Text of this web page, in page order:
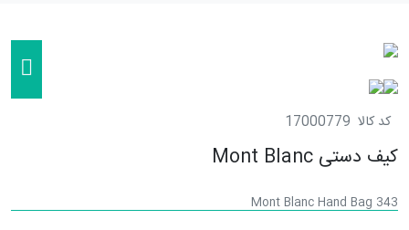
کد کالا 17000779
کیف دستی Mont Blanc
Mont Blanc Hand Bag 343